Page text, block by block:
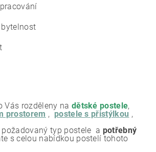
Vás rozděleny na dětské postele,
prostorem , postele s přistýlkou ,
požadovaný typ postele a potřebný
s celou nabídkou postelí tohoto